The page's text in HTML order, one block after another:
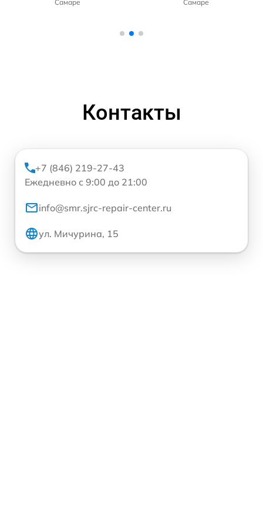
Самаре
Самаре
Контакты
+7 (846) 219-27-43
Ежедневно с 9:00 до 21:00
info@smr.sjrc-repair-center.ru
ул. Мичурина, 15